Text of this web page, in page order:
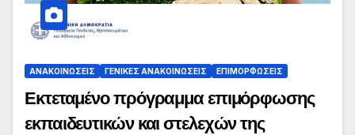
ΑΝΑΚΟΙΝΏΣΕΙΣ ΓΕΝΙΚΈΣ ΑΝΑΚΟΙΝΏΣΕΙΣ ΕΠΙΜΟΡΦΏΣΕΙΣ
Εκτεταμένο πρόγραμμα επιμόρφωσης
εκπαιδευτικών και στελεχών της